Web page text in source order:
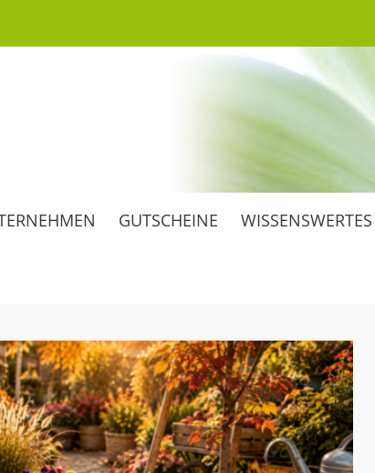
GUTSCHEINE WISSENSWERTES